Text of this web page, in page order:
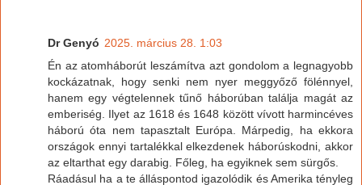
Dr Genyó 2025. március 28. 1:03
Én az atomháborút leszámítva azt gondolom a legnagyobb
kockázatnak, hogy senki nem nyer meggyőző fölénnyel,
hanem egy végtelennek tűnő háborúban találja magát az
emberiség. Ilyet az 1618 és 1648 között vívott harmincéves
háború óta nem tapasztalt Európa. Márpedig, ha ekkora
országok ennyi tartalékkal elkezdenek háborúskodni, akkor
az eltarthat egy darabig. Főleg, ha egyiknek sem sürgős.
Ráadásul ha a te álláspontod igazolódik és Amerika tényleg